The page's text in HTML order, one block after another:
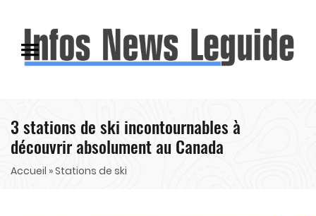
3 stations de ski incontournables à
découvrir absolument au Canada
Accueil » Stations de ski